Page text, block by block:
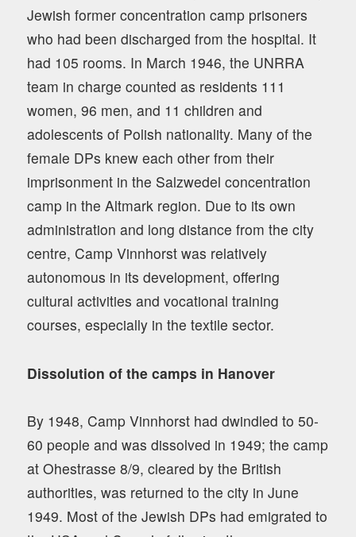
Jewish former concentration camp prisoners
who had been discharged from the hospital. It
had 105 rooms. In March 1946, the UNRRA
team in charge counted as residents 111
women, 96 men, and 11 children and
adolescents of Polish nationality. Many of the
female DPs knew each other from their
imprisonment in the Salzwedel concentration
camp in the Altmark region. Due to its own
administration and long distance from the city
centre, Camp Vinnhorst was relatively
autonomous in its development, offering
cultural activities and vocational training
courses, especially in the textile sector.
Dissolution of the camps in Hanover
By 1948, Camp Vinnhorst had dwindled to 50-
60 people and was dissolved in 1949; the camp
at Ohestrasse 8/9, cleared by the British
authorities, was returned to the city in June
1949. Most of the Jewish DPs had emigrated to